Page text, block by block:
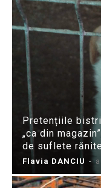
Pretențiile
„ca din
de suflete rănite
Flavia DANCIU -